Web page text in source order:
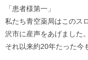
「患者様第一」
私たち青空薬局はこのス
沢市に産声をあげました。
それ以来約20年たった今